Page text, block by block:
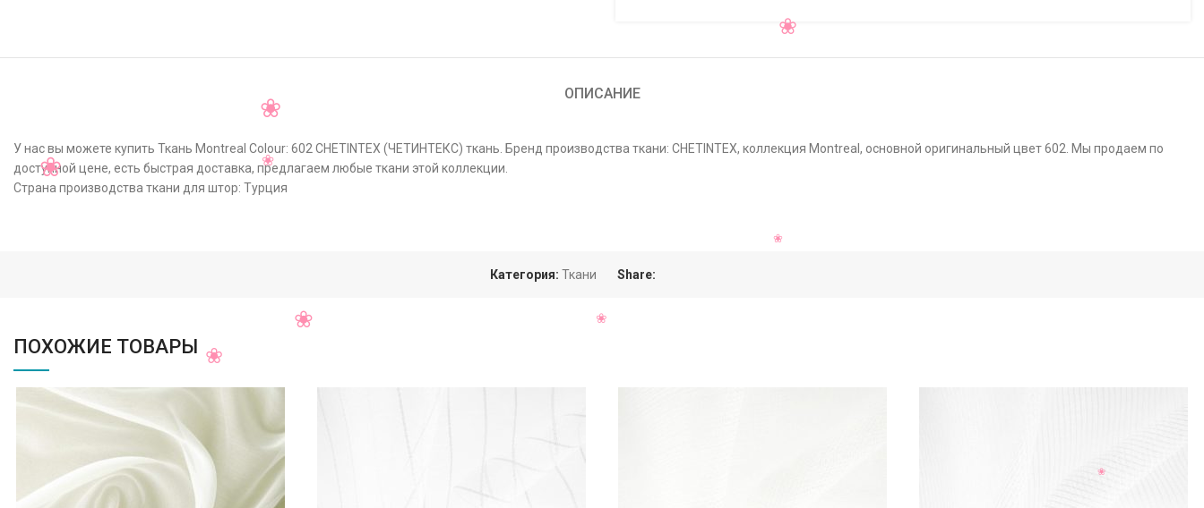
ОПИСАНИЕ
У нас вы можете купить Ткань Montreal Colour: 602 CHETINTEX (ЧЕТИНТЕКС) ткань. Бренд производства ткани: CHETINTEX, коллекция Montreal, основной оригинальный цвет 602. Мы продаем по
доступной цене, есть быстрая доставка, предлагаем любые ткани этой коллекции.
Страна производства ткани для штор: Турция
Категория: Ткани Share:
ПОХОЖИЕ ТОВАРЫ